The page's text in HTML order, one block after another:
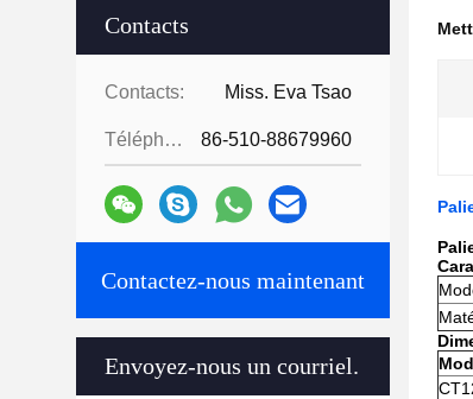
Contacts
Contacts: Miss. Eva Tsao
Téléphone: 86-510-88679960
Contactez-nous maintenant
Envoyez-nous un courriel.